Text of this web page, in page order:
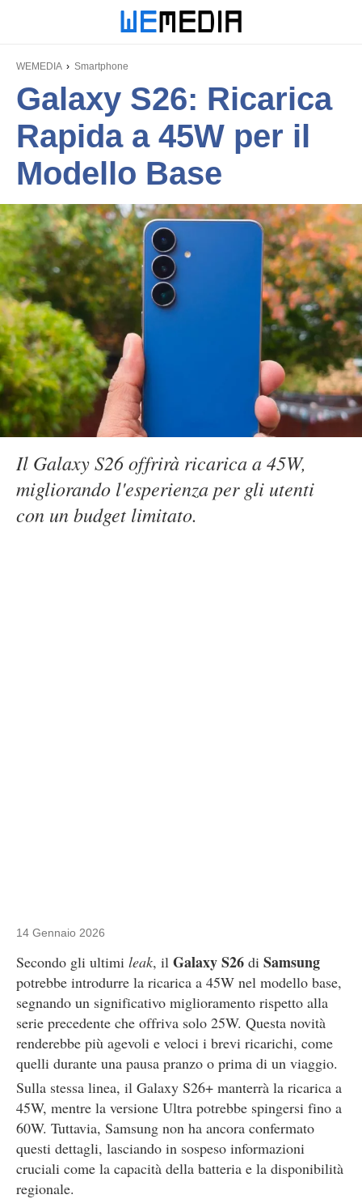
WEMEDIA Smartphone
Galaxy S26: Ricarica
Rapida a 45W per il
Modello Base
Il Galaxy S26 offrirà ricarica a 45W,
migliorando l'esperienza per gli utenti
con un budget limitato.
14 Gennaio 2026
Secondo gli ultimi leak, il Galaxy S26 di Samsung
potrebbe introdurre la ricarica a 45W nel modello base,
segnando un significativo miglioramento rispetto alla
serie precedente che offriva solo 25W. Questa novità
renderebbe più agevoli e veloci i brevi ricarichi, come
quelli durante una pausa pranzo o prima di un viaggio.
Sulla stessa linea, il Galaxy S26+ manterrà la ricarica a
45W, mentre la versione Ultra potrebbe spingersi fino a
60W. Tuttavia, Samsung non ha ancora confermato
questi dettagli, lasciando in sospeso informazioni
cruciali come la capacità della batteria e la disponibilità
regionale.